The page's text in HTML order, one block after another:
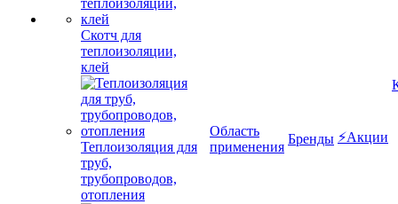
Скотч для
теплоизоляции,
клей
Теплоизоляция для
труб,
трубопроводов,
отопления
Область
применения
Бренды ⚡Акции